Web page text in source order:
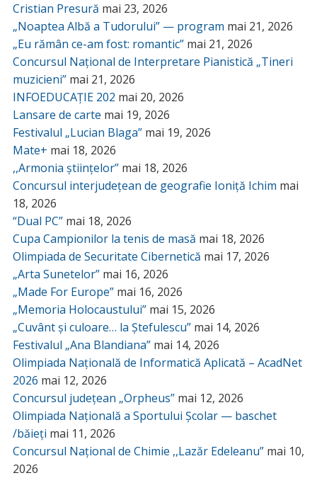
Cristian Presură mai 23, 2026
„Noaptea Albă a Tudorului” — program mai 21, 2026
„Eu rămân ce-am fost: romantic” mai 21, 2026
Concursul Național de Interpretare Pianistică „Tineri
muzicieni” mai 21, 2026
INFOEDUCAȚIE 202 mai 20, 2026
Lansare de carte mai 19, 2026
Festivalul „Lucian Blaga” mai 19, 2026
Mate+ mai 18, 2026
,,Armonia științelor” mai 18, 2026
Concursul interjudețean de geografie Ioniță Ichim mai
18, 2026
“Dual PC” mai 18, 2026
Cupa Campionilor la tenis de masă mai 18, 2026
Olimpiada de Securitate Cibernetică mai 17, 2026
„Arta Sunetelor” mai 16, 2026
„Made For Europe” mai 16, 2026
„Memoria Holocaustului” mai 15, 2026
„Cuvânt și culoare… la Ștefulescu” mai 14, 2026
Festivalul „Ana Blandiana” mai 14, 2026
Olimpiada Națională de Informatică Aplicată – AcadNet
2026 mai 12, 2026
Concursul județean „Orpheus” mai 12, 2026
Olimpiada Națională a Sportului Școlar — baschet
/băieți mai 11, 2026
Concursul Național de Chimie ,,Lazăr Edeleanu” mai 10,
2026